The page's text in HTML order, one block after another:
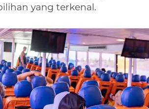
yang terkenal.